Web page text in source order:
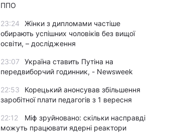
ППО
23:24
Жінки з дипломами частіше
обирають успішних чоловіків без вищої
освіти, – дослідження
23:07
Україна ставить Путіна на
передвиборчий годинник, - Newsweek
22:53
Корецький анонсував збільшення
заробітної плати педагогів з 1 вересня
22:12
Міф зруйновано: скільки насправді
можуть працювати ядерні реактори